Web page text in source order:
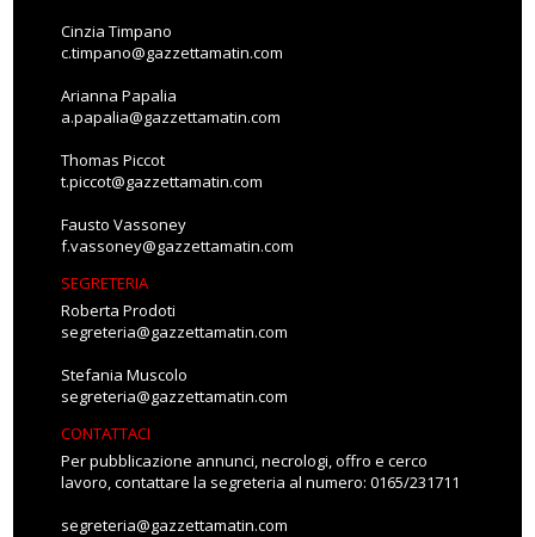
Cinzia Timpano
c.timpano@gazzettamatin.com
Arianna Papalia
a.papalia@gazzettamatin.com
Thomas Piccot
t.piccot@gazzettamatin.com
Fausto Vassoney
f.vassoney@gazzettamatin.com
SEGRETERIA
Roberta Prodoti
segreteria@gazzettamatin.com
Stefania Muscolo
segreteria@gazzettamatin.com
CONTATTACI
Per pubblicazione annunci, necrologi, offro e cerco
lavoro, contattare la segreteria al numero: 0165/231711
segreteria@gazzettamatin.com